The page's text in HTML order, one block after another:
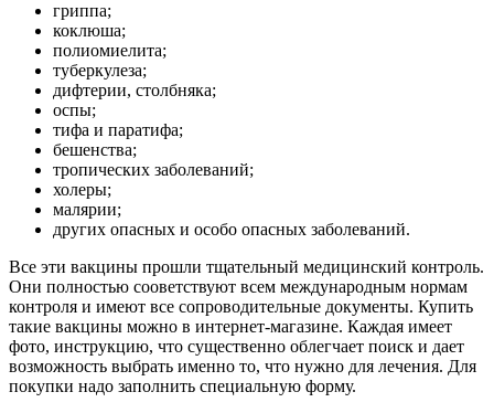
гриппа;
коклюша;
полиомиелита;
туберкулеза;
дифтерии, столбняка;
оспы;
тифа и паратифа;
бешенства;
тропических заболеваний;
холеры;
малярии;
других опасных и особо опасных заболеваний.
Все эти вакцины прошли тщательный медицинский контроль.
Они полностью сооветствуют всем международным нормам
контроля и имеют все сопроводительные документы. Купить
такие вакцины можно в интернет-магазине. Каждая имеет
фото, инструкцию, что существенно облегчает поиск и дает
возможность выбрать именно то, что нужно для лечения. Для
покупки надо заполнить специальную форму.